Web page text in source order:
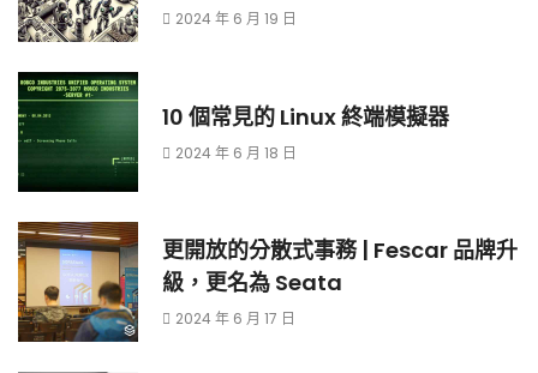
2024 年 6 月 19 日
10 個常見的 Linux 終端模擬器
2024 年 6 月 18 日
更開放的分散式事務 | Fescar 品牌升
級，更名為 Seata
2024 年 6 月 17 日